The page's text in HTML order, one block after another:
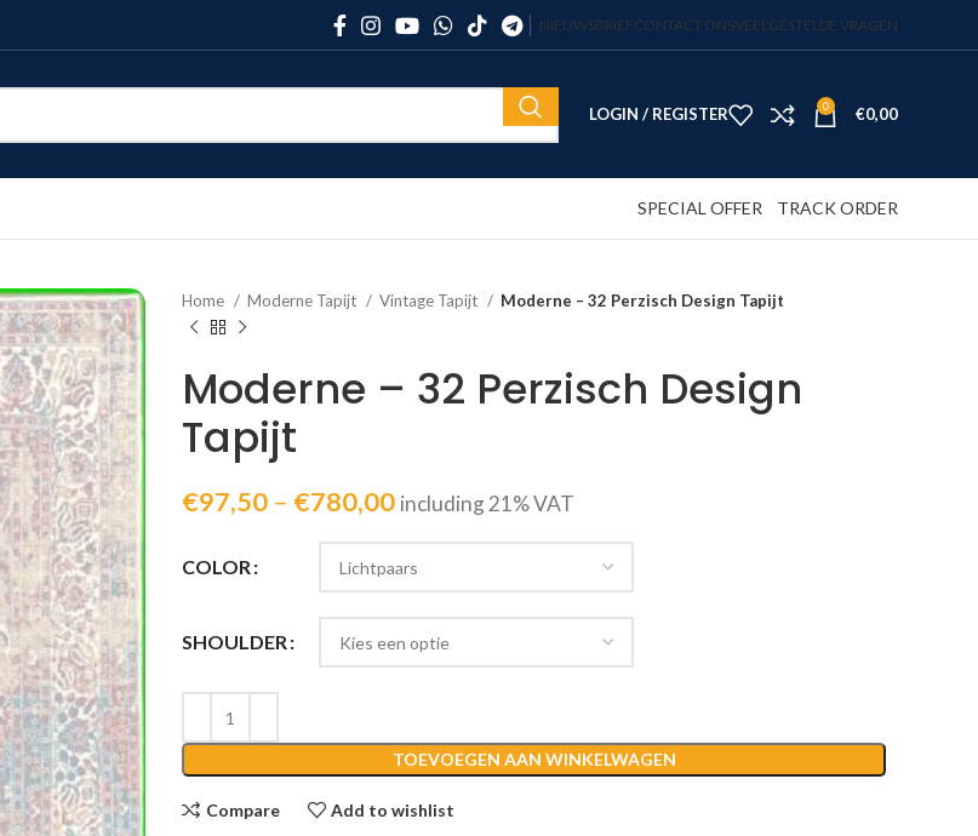
NIEUWSBRIEFCONTACT ONSVEELGESTELDE VRAGEN
LOGIN / REGISTER 0 €0,00
SPECIAL OFFER TRACK ORDER
Home Moderne Tapijt Vintage Tapijt Moderne – 32 Perzisch Design Tapijt
Moderne – 32 Perzisch Design
Tapijt
€97,50 – €780,00 including 21% VAT
COLOR
SHOULDER
TOEVOEGEN AAN WINKELWAGEN
Compare Add to wishlist